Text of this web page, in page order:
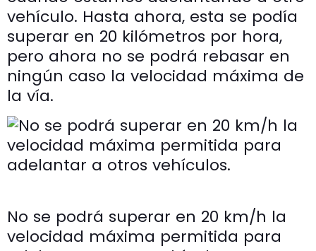
vehículo. Hasta ahora, esta se podía
superar en 20 kilómetros por hora,
pero ahora no se podrá rebasar en
ningún caso la velocidad máxima de
la vía.
No se podrá superar en 20 km/h la
velocidad máxima permitida para